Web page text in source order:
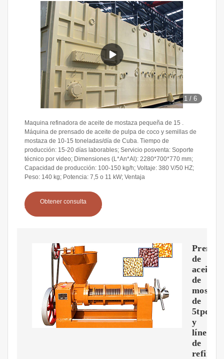
1 /6
Maquina refinadora de aceite de mostaza pequeña de 15 .
Máquina de prensado de aceite de pulpa de coco y semillas de
mostaza de 10-15 toneladas/día de Cuba. Tiempo de
producción: 15-20 días laborables; Servicio posventa: Soporte
técnico por video; Dimensiones (L*An*Al): 2280*700*770 mm;
Capacidad de producción: 100-150 kg/h; Voltaje: 380 V/50 HZ;
Peso: 140 kg; Potencia: 7,5 o 11 kW; Ventaja
Obtener consulta
de
aceite
de
de
5tpd
y
línea
de